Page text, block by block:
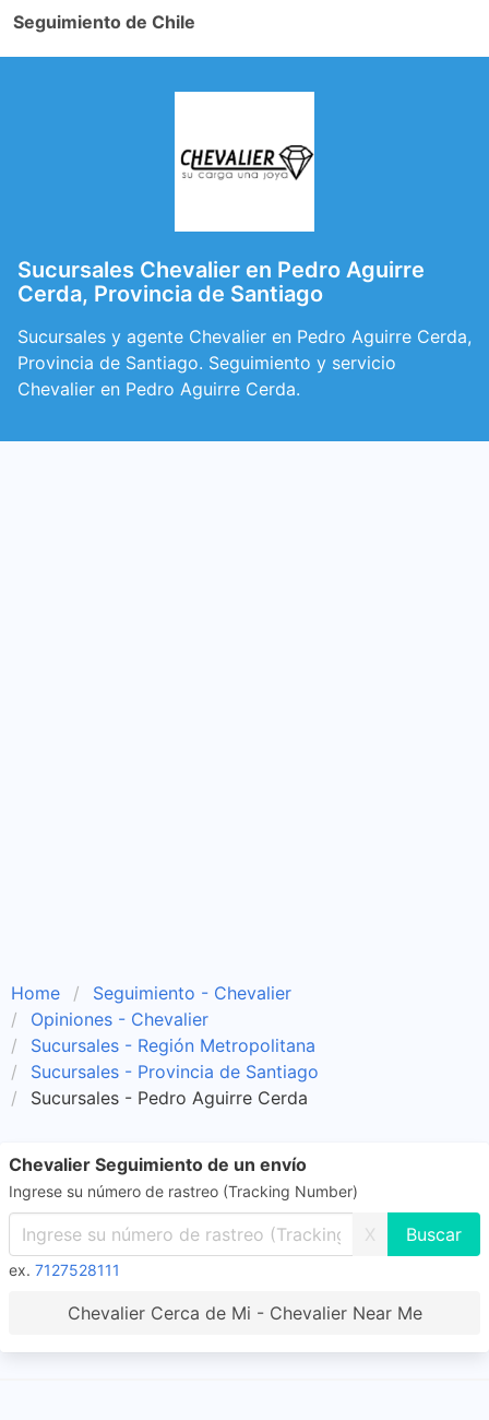
Seguimiento de Chile
Sucursales Chevalier en Pedro Aguirre
Cerda, Provincia de Santiago
Sucursales y agente Chevalier en Pedro Aguirre Cerda,
Provincia de Santiago. Seguimiento y servicio
Chevalier en Pedro Aguirre Cerda.
Home
Seguimiento - Chevalier
Opiniones - Chevalier
Sucursales - Región Metropolitana
Sucursales - Provincia de Santiago
Sucursales - Pedro Aguirre Cerda
Chevalier Seguimiento de un envío
Ingrese su número de rastreo (Tracking Number)
X
ex. 7127528111
Chevalier Cerca de Mi - Chevalier Near Me